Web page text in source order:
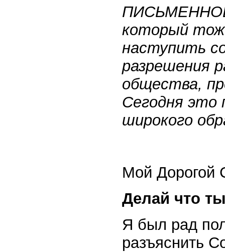
который
наступить
разрешения
общества,
Сегодня это
широкого
Мой Дорогой
Делай что
Я был рад
разъяснить